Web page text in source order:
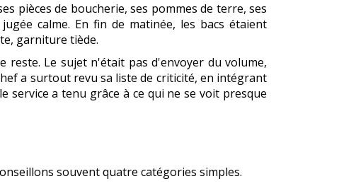
pièces de boucherie, ses pommes de terre, ses
calme. En fin de matinée, les bacs étaient
garniture tiède.
reste. Le sujet n'était pas d'envoyer du volume,
a surtout revu sa liste de criticité, en intégrant
service a tenu grâce à ce qui ne se voit presque
souvent quatre catégories simples.